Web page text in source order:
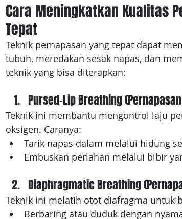
Cara Meningkatkan Kualitas
Tepat
Teknik pernapasan yang tepat dapat
tubuh, meredakan sesak napas, dan
teknik yang bisa diterapkan:
Pursed-Lip Breathing
Teknik ini membantu mengontrol laju
oksigen. Caranya:
Tarik napas dalam melalui hidung
Embuskan perlahan melalui bibir
Diaphragmatic Breathing
Teknik ini melatih otot diafragma untuk
Berbaring atau duduk dengan